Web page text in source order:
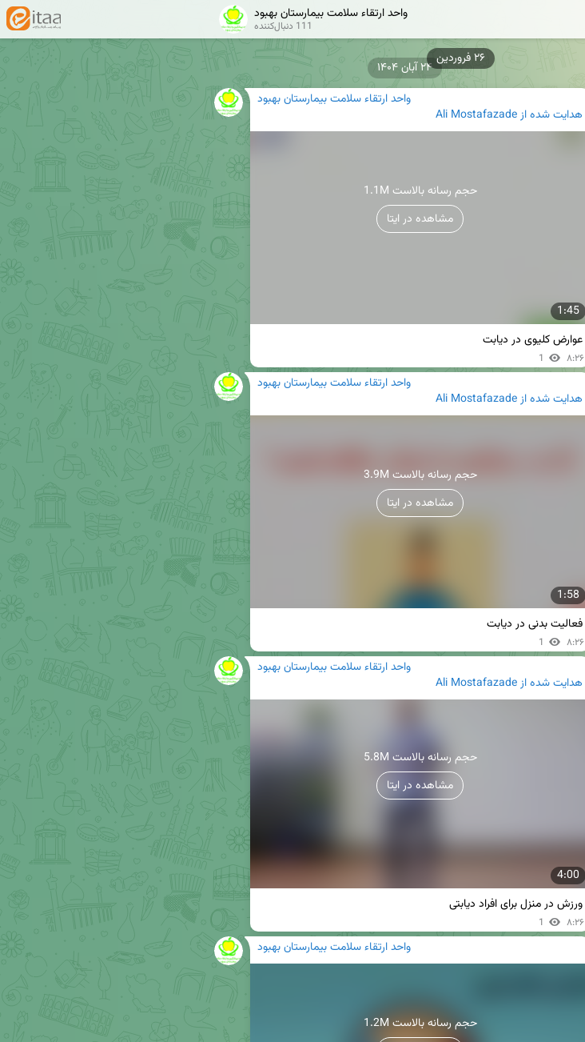
واحد ارتقاء سلامت بیمارستان بهبود
111 دنبال‌کننده
واحد ارتقاء سلامت بیمارستان بهبود
هدایت شده ازAli Mostafazade
1:45
1.1M حجم رسانه بالاست
مشاهده در ایتا
عوارض کلیوی در دیابت
1 ۸:۲۶
۲۴ آبان ۱۴۰۴
واحد ارتقاء سلامت بیمارستان بهبود
هدایت شده ازAli Mostafazade
1:58
3.9M حجم رسانه بالاست
مشاهده در ایتا
فعالیت بدنی در دیابت
1 ۸:۲۶
واحد ارتقاء سلامت بیمارستان بهبود
هدایت شده ازAli Mostafazade
4:00
5.8M حجم رسانه بالاست
مشاهده در ایتا
ورزش در منزل برای افراد دیابتی
1 ۸:۲۶
واحد ارتقاء سلامت بیمارستان بهبود
1.2M حجم رسانه بالاست